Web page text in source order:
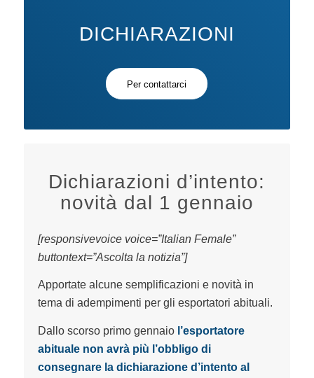
DICHIARAZIONI
Per contattarci
Dichiarazioni d’intento:
novità dal 1 gennaio
[responsivevoice voice=”Italian Female”
buttontext=”Ascolta la notizia”]
Apportate alcune semplificazioni e novità in
tema di adempimenti per gli esportatori abituali.
Dallo scorso primo gennaio l’esportatore
abituale non avrà più l’obbligo di
consegnare la dichiarazione d’intento al